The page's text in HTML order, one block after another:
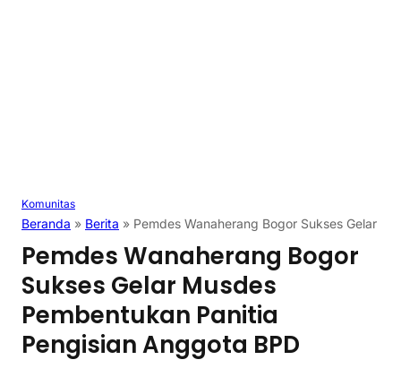
Komunitas
Beranda » Berita » Pemdes Wanaherang Bogor Sukses Gelar
Pemdes Wanaherang Bogor
Sukses Gelar Musdes
Pembentukan Panitia
Pengisian Anggota BPD